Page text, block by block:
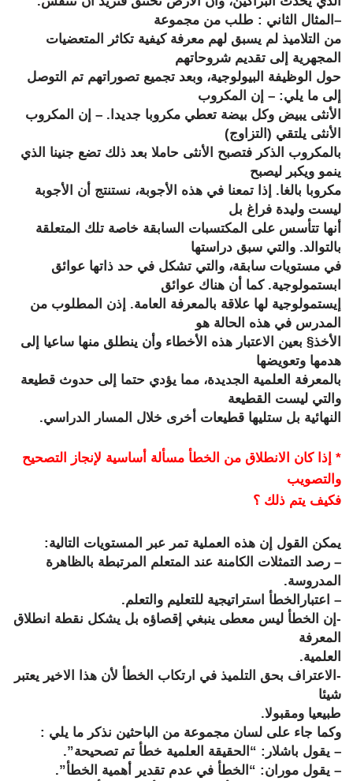
– المثال الثاني : طلب من مجموعة
من التلاميذ لم يسبق لهم معرفة كيفية تكاثر المتعضيات
المجهرية إلى تقديم شروحاتهم
حول الوظيفة البيولوجية، وبعد تجميع تصوراتهم تم التوصل
إلى ما يلي: – إن المكروب
الأنثى يبيض وكل بيضة تعطي مكروبا جديدا. – إن المكروب
الأنثى يلتقي (التزاوج)
بالمكروب الذكر فتصبح الأنثى حاملا بعد ذلك تضع جنينا الذي
ينمو ويكبر ليصبح
مكروبا بالغا. إذا تمعنا في هذه الأجوبة، نستنتج أن الأجوبة
ليست وليدة فراغ بل
أنها تتأسس على المكتسبات السابقة خاصة تلك المتعلقة
بالتوالد. والتي سبق دراستها
في مستويات سابقة، والتي تشكل في حد ذاتها عوائق
ابستمولوجية. كما أن هناك عوائق
إيستمولوجية لها علاقة بالمعرفة العامة. إذن المطلوب من
المدرس في هذه الحالة هو
الأخذ§ بعين الاعتبار هذه الأخطاء وأن ينطلق منها ساعيا إلى
هدمها وتعويضها
بالمعرفة العلمية الجديدة، مما يؤدي حتما إلى حدوث قطيعة
والتي ليست القطيعة
النهائية بل ستليها قطيعات أخرى خلال المسار الدراسي.
* إذا كان الانطلاق من الخطأ مسألة أساسية لإنجاز التصحيح
والتصويب
فكيف يتم ذلك ؟
يمكن القول إن هذه العملية تمر عبر المستويات التالية:
– رصد التمثلات الكامنة عند المتعلم المرتبطة بالظاهرة
المدروسة.
– اعتبارالخطأ استراتيجية للتعليم والتعلم.
-إن الخطأ ليس معطى ينبغي إقصاؤه بل يشكل نقطة انطلاق
المعرفة
العلمية.
-الاعتراف بحق التلميذ في ارتكاب الخطأ لأن هذا الاخير يعتبر
شيئا
طبيعيا ومقبولا.
وكما جاء على لسان مجموعة من الباحثين نذكر ما يلي :
– يقول باشلار: “الحقيقة العلمية خطأ تم تصحيحة”.
– يقول موران: “الخطأ في عدم تقدير أهمية الخطأ”.